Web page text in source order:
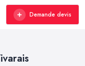
Demande devis